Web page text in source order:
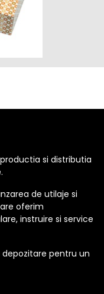
si distributia
de utilaje si
oferim
instruire si service
pentru un